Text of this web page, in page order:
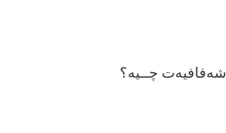
شەفافیەت چــیە؟